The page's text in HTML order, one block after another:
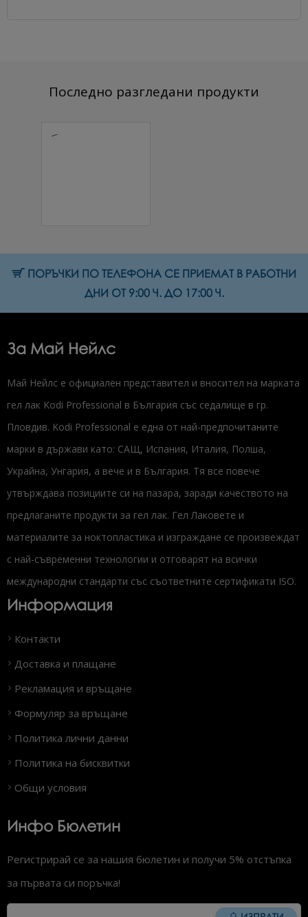
Последно разгледани продукти
ПОРЪЧКИ ПО ТЕЛЕФОНА СЕ ПРИЕМАТ В РАБОТНИ
ДНИ ОТ 9:00 Ч. ДО 17:00 Ч.
За Май Нейлс
Май Нейлс е официален представител и вносител на марката
гел лак Kodi Professional в България със седалище в гр.
Пловдив. Kodi Professional е една от най-предпочитаните
марки в държави като: САЩ, Испания, Италия, Полша,
Украйна, Унгария, а вече и в България. Тя все повече
утвърждава позициите си на пазара, заради качеството на
предлаганите продукти за гел лак. Гел Лаковете и
материалите за ноктопластика и изграждане се произвеждат
с най-съвременни технологии и отговарят на всички
международни стандарти със съответните сертификати ISO.
Информация
Контакти
Доставка и плащане
Рекламация и връщане
Формуляр за връщане
Политика лични данни
Политика на бисквитки
Общи условия
Инфо Бюлетин
Регистрирай се за нашия бюлетин и получи 5% отстъпка
за първата си поръчка!